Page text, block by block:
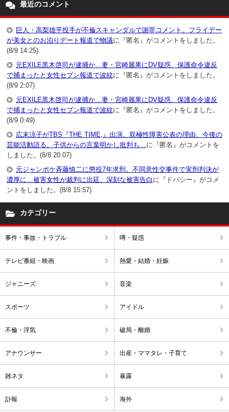
最近のコメント
巨人・高梨雄平投手が不倫スキャンダルで謝罪コメント。フライデー
が美女とのお泊りデート報道で物議に『匿名』がコメントをしました。
(8/9 14:25)
元EXILE黒木啓司が逮捕か…妻・宮崎麗果にDV疑惑、保護命令違反
で捕まったと女性セブン報道で波紋に『匿名』がコメントをしました。
(8/9 2:07)
元EXILE黒木啓司が逮捕か…妻・宮崎麗果にDV疑惑、保護命令違反
で捕まったと女性セブン報道で波紋に『匿名』がコメントをしました。
(8/9 0:49)
広末涼子がTBS『THE TIME,』出演。双極性障害公表の理由、今後の
芸能活動語る。子供からの言葉明かし批判も… に『匿名』がコメントを
しました。(8/8 20:07)
元ジャンポケ斉藤慎二に懲役7年求刑。不同意性交事件で実刑判決が
濃厚に…被害女性が裁判に出廷、深刻な被害告白 に『ドバシー』がコメ
ントをしました。(8/8 15:57)
カテゴリー
事件・事故・トラブル 噂・疑惑
テレビ番組・映画 熱愛・結婚・妊娠
ジャニーズ 音楽
スポーツ アイドル
不倫・浮気 破局・離婚
アナウンサー 出産・ママタレ・子育て
雑ネタ 暴露
訃報 海外